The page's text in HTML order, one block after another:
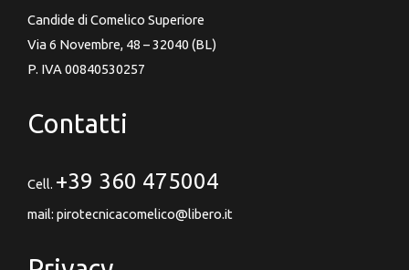
Candide di Comelico Superiore
Via 6 Novembre, 48 – 32040 (BL)
P. IVA 00840530257
Contatti
Cell. +39 360 475004
mail: pirotecnicacomelico@libero.it